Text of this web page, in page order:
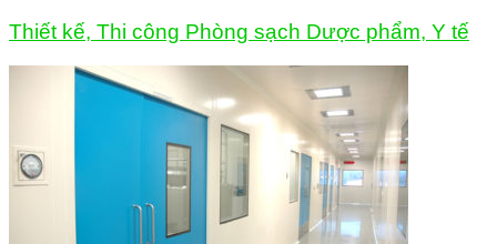
Thiết kế, Thi công Phòng sạch Dược phẩm, Y tế